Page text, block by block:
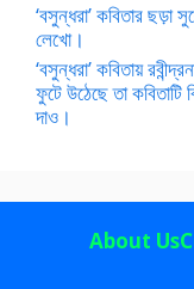
‘বসুন্ধরা’ কবিতার ছড়া
লেখো।
‘বসুন্ধরা’ কবিতায়
ফুটে উঠেছে তা কবিতাটি
দাও।
About Us